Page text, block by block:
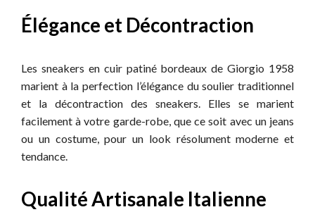
Élégance et Décontraction
Les sneakers en cuir patiné bordeaux de Giorgio 1958
marient à la perfection l’élégance du soulier traditionnel
et la décontraction des sneakers. Elles se marient
facilement à votre garde-robe, que ce soit avec un jeans
ou un costume, pour un look résolument moderne et
tendance.
Qualité Artisanale Italienne